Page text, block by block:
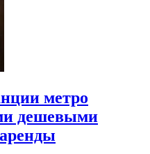
метро
дешевыми